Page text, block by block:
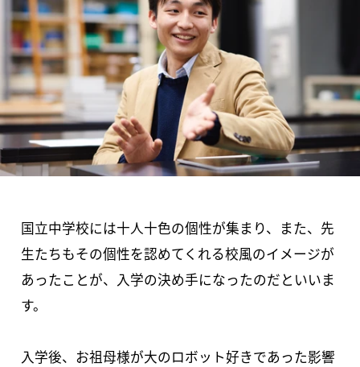
国立中学校には十人十色の個性が集まり、また、先
生たちもその個性を認めてくれる校風のイメージが
あったことが、入学の決め手になったのだといいま
す。
入学後、お祖母様が大のロボット好きであった影響